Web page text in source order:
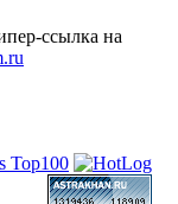
ссылка на